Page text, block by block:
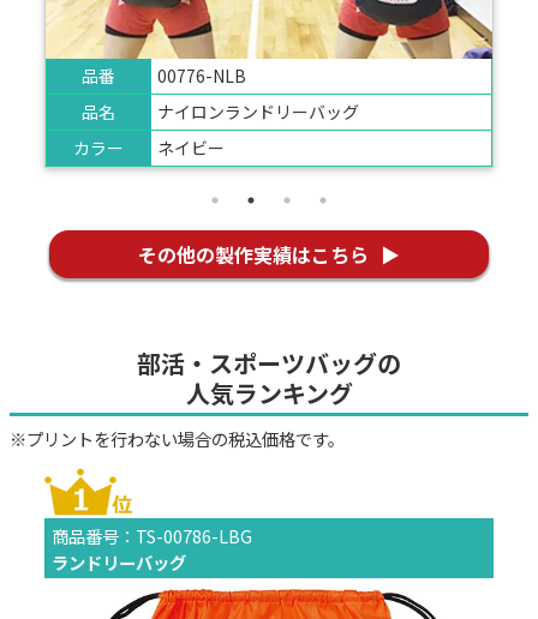
品番
TO-TR-0976
品名
ハンドル付スポーティリュック
カラー
ブラック
その他の製作実績はこちら
部活・スポーツバッグの
人気ランキング
※プリントを行わない場合の税込価格です。
商品番号：TS-00786-LBG
ランドリーバッグ